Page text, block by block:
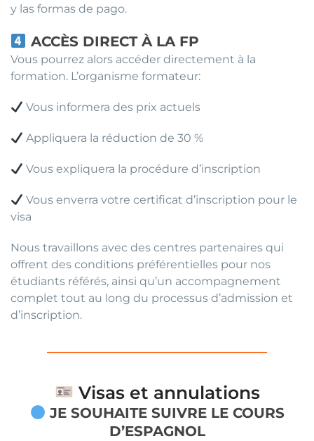
y las formas de pago.
ACCÈS DIRECT À LA FP
Vous pourrez alors accéder directement à la
formation. L’organisme formateur:
Vous informera des prix actuels
Appliquera la réduction de 30 %
Vous expliquera la procédure d’inscription
Vous enverra votre certificat d’inscription pour le
visa
Nous travaillons avec des centres partenaires qui
offrent des conditions préférentielles pour nos
étudiants référés, ainsi qu’un accompagnement
complet tout au long du processus d’admission et
d’inscription.
Visas et annulations
JE SOUHAITE SUIVRE LE COURS
D’ESPAGNOL